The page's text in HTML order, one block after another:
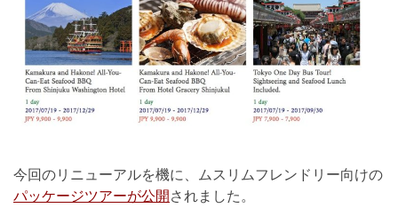
今回のリニューアルを機に、ムスリムフレンドリー向けの
パッケージツアーが公開されました。